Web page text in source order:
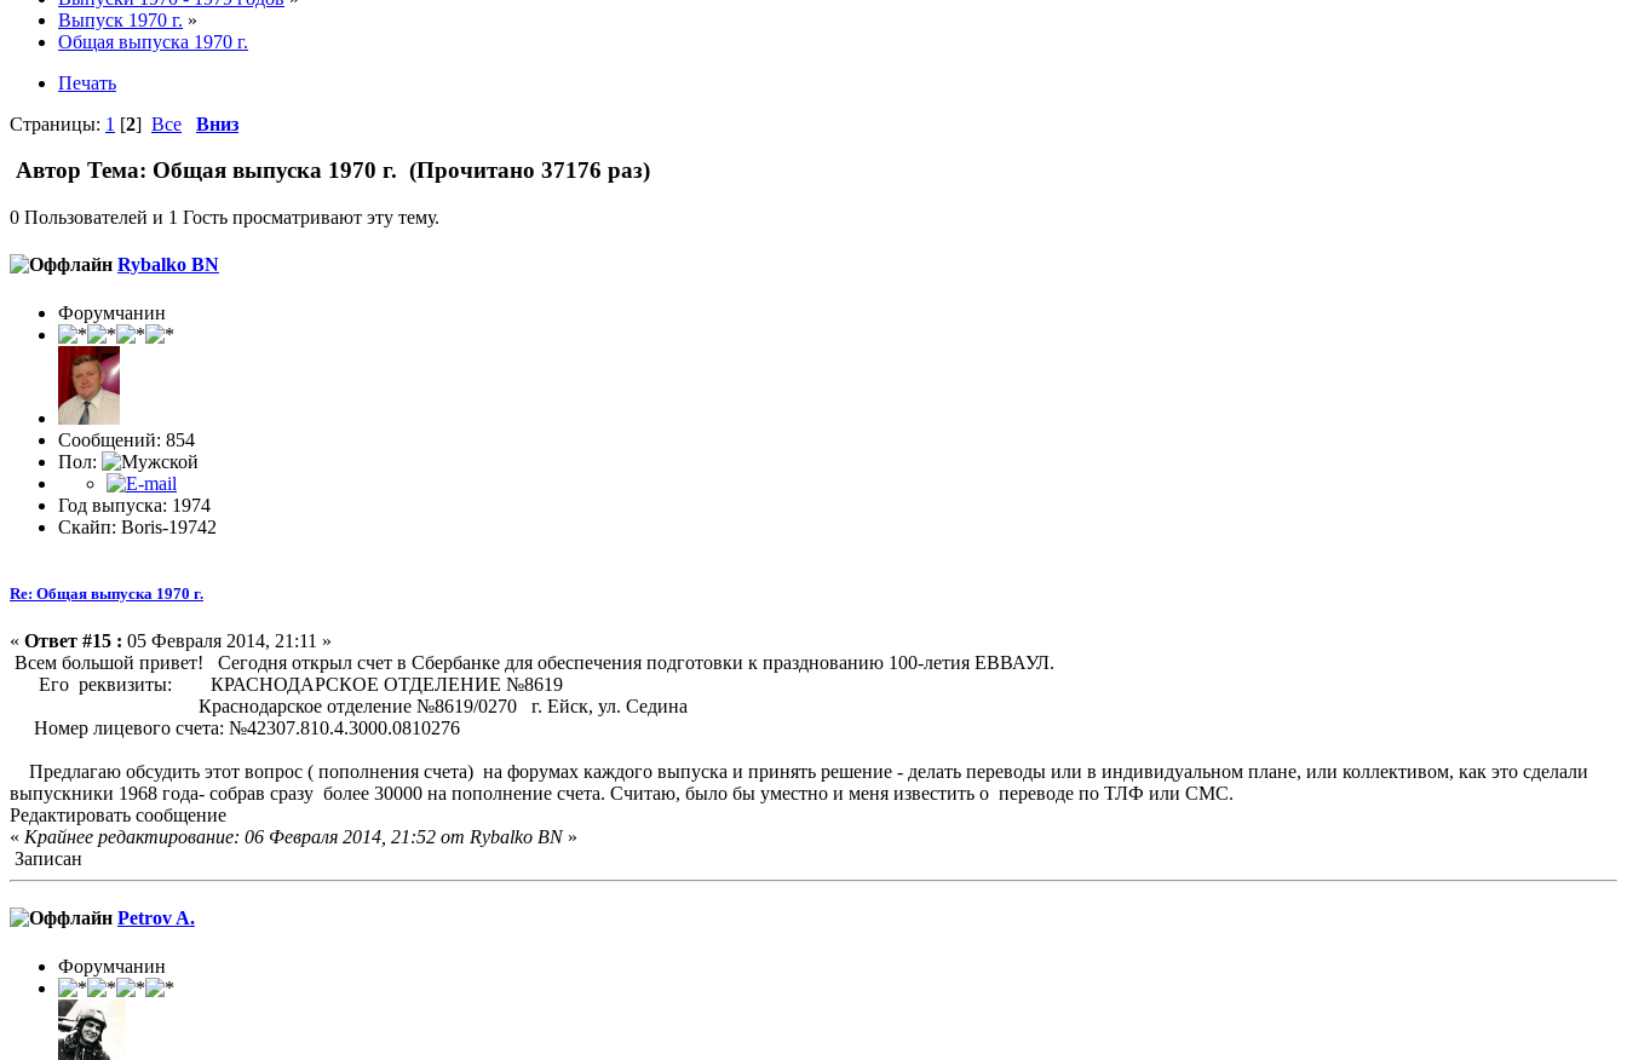
Выпуск 1970 г. »
Общая выпуска 1970 г.
Печать
Страницы: 1 [2] Все Вниз
Автор Тема: Общая выпуска 1970 г. (Прочитано 37176 раз)
0 Пользователей и 1 Гость просматривают эту тему.
Rybalko BN
Форумчанин
Сообщений: 854
Пол:
Год выпуска: 1974
Скайп: Boris-19742
Re: Общая выпуска 1970 г.
« Ответ #15 : 05 Февраля 2014, 21:11 »
Всем большой привет! Сегодня открыл счет в Сбербанке для обеспечения подготовки к празднованию 100-летия ЕВВАУЛ.
Его реквизиты: КРАСНОДАРСКОЕ ОТДЕЛЕНИЕ №8619
Краснодарское отделение №8619/0270 г. Ейск, ул. Седина
Номер лицевого счета: №42307.810.4.3000.0810276
Предлагаю обсудить этот вопрос ( пополнения счета) на форумах каждого выпуска и принять решение - делать переводы или в индивидуальном плане, или коллективом, как это сделали
выпускники 1968 года- собрав сразу более 30000 на пополнение счета. Считаю, было бы уместно и меня известить о переводе по ТЛФ или СМС.
Редактировать сообщение
« Крайнее редактирование: 06 Февраля 2014, 21:52 от Rybalko BN»
Записан
Petrov A.
Форумчанин